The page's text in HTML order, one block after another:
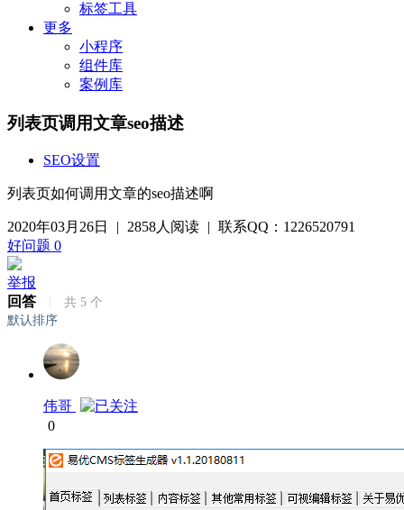
标签工具
更多
小程序
组件库
案例库
列表页调用文章seo描述
SEO设置
列表页如何调用文章的seo描述啊
2020年03月26日 | 2858人阅读 | 联系QQ：1226520791
好问题 0
举报
回答
共 5 个
默认排序
伟哥
0